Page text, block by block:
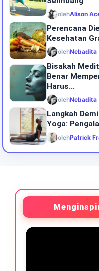
olehAlison
Perencana
Kesehatan
olehNebadita
Bisakah
Benar
Harus...
olehNebadita
Langkah
Yoga:
olehPatrick